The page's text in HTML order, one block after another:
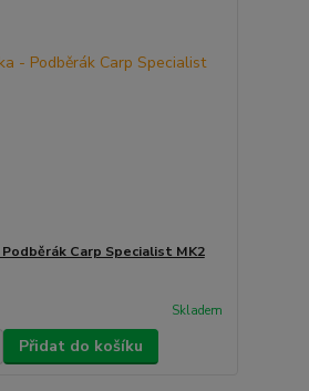
Carp Specialist MK2
Skladem
Přidat do košíku